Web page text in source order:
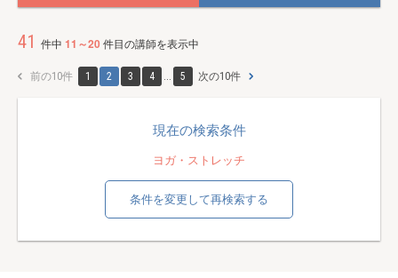
41 件中 11～20件目の講師を表示中
前の10件 1 2 3 4 5 次の10件
現在の検索条件
ヨガ・ストレッチ
条件を変更して再検索する